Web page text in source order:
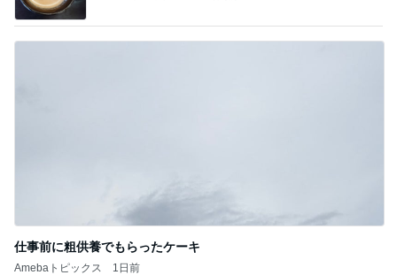
仕事前に粗供養でもらったケーキ
Amebaトピックス 1日前